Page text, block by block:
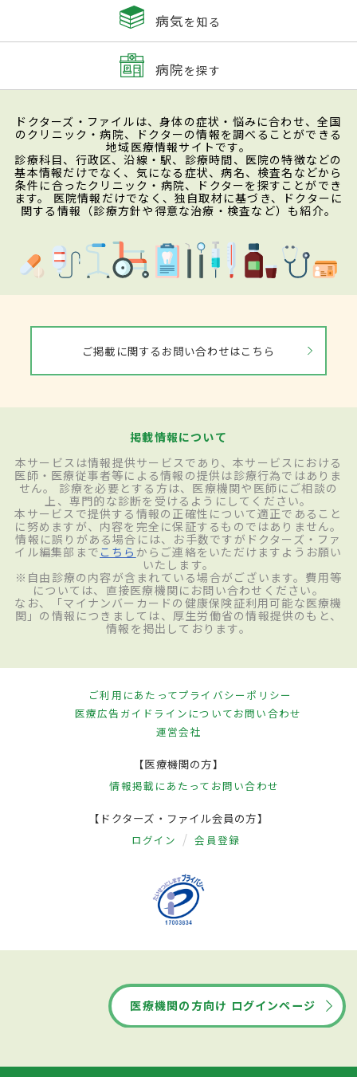
無、出血の有無・場所を調べる検査を行っ
たり、血液検査、超音波検査などを実施し
たりして詳しく診断する。場合によってはピ
ロリ菌の有無を調べる検査を行うこともあ
る。
治療
食事を休んだり、消化のいい食事に切り替
えたりして胃の安静を保てば、多くの場合
は自然と治癒へ向かい、比較的早期に回復
る。ピロリ菌感染が確認された場合は除去
療法を実施する。嘔吐などの症状が重い場
合は食事を取らせず、点滴による栄養補給
や胃粘膜を修復する薬の投与を行うことも
ある。胃酸を抑える薬（プロトンポンプ阻
害薬、H2阻害薬）を用いた保存的療法を行
うことが一般的。胃痛は他の重篤な病気が
原因である可能性もあるため、痛みが持続
が重要だ。
薬剤の過剰な服用のほか、ストレスが原因
となることも多いため、日ごろからストレ
スをためず、規則正しい生活を心がけるこ
と。また、コーヒーやアルコールの飲み過
ぎ、香辛料の大量摂取などといった習慣も
原因となることから、これらの摂取も控え
めにし、食生活を整えることも大切だ。自
己判断せず症状があれば早期に医療機関を
合った胃の薬を服用することも予防につな
病気を知る
病院を探す
ドクターズ・ファイルは、身体の症状・悩みに合わせ、全国
のクリニック・病院、ドクターの情報を調べることができる
地域医療情報サイトです。
診療科目、行政区、沿線・駅、診療時間、医院の特徴などの
基本情報だけでなく、気になる症状、病名、検査名などから
条件に合ったクリニック・病院、ドクターを探すことができ
ます。 医院情報だけでなく、独自取材に基づき、ドクターに
関する情報（診療方針や得意な治療・検査など）も紹介。
ご掲載に関するお問い合わせはこちら
掲載情報について
本サービスは情報提供サービスであり、本サービスにおける
医師・医療従事者等による情報の提供は診療行為ではありま
せん。 診療を必要とする方は、医療機関や医師にご相談の
上、専門的な診断を受けるようにしてください。
本サービスで提供する情報の正確性について適正であること
に努めますが、内容を完全に保証するものではありません。
情報に誤りがある場合には、お手数ですがドクターズ・ファ
イル編集部まで こちら からご連絡をいただけますようお願い
いたします。
※自由診療の内容が含まれている場合がございます。費用等
については、直接医療機関にお問い合わせください。
なお、「マイナンバーカードの健康保険証利用可能な医療機
関」の情報につきましては、厚生労働省の情報提供のもと、
情報を掲出しております。
ご利用にあたってプライバシーポリシー
医療広告ガイドラインについてお問い合わせ
運営会社
【医療機関の方】
情報掲載にあたって お問い合わせ
【ドクターズ・ファイル会員の方】
ログイン 会員登録
医療機関の方向け ログインページ